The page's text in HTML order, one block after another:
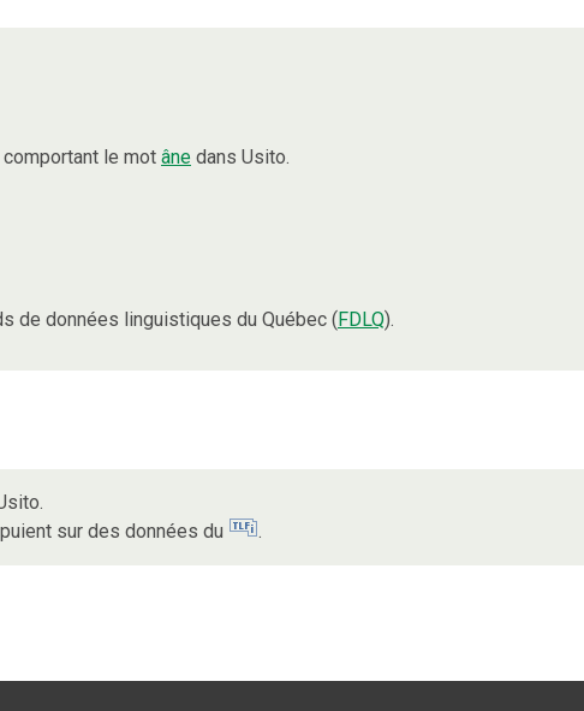
le mot âne dans Usito.
de données linguistiques du Québec (FDLQ).
sur des données du
.